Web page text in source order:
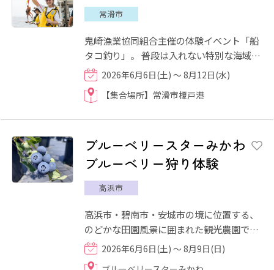
常滑市
鬼崎漁業協同組合主催の体験イベント「船
タコ釣り」。 普段は入れない特別な海域で
のタコ釣りが楽しめるのは、漁協主催なら
ではの貴重な体験。 ...
2026年6月6日(土) ～ 8月12日(水)
【集合場所】常滑市榎戸港
ブルーベリースターみかわ
ブルーベリー狩り体験
高浜市
高浜市・碧南市・安城市の境に位置する、
のどかな田園風景に囲まれた観光農園で
す。園内では約80品種・1,000本のブルー
ベリーを栽培しており、時期...
2026年6月6日(土) ～ 8月9日(日)